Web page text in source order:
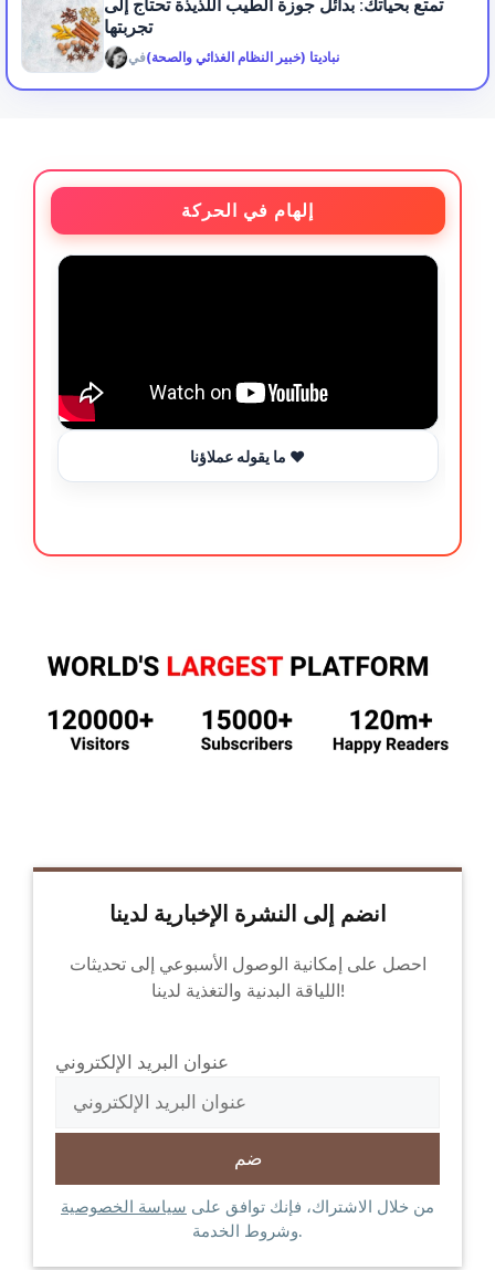
تمتع بحياتك: بدائل جوزة الطيب اللذيذة تحتاج إلى
تجربتها
فينباديتا (خبير النظام الغذائي والصحة)
إلهام في الحركة
ما يقوله عملاؤنا ❤️
انضم إلى النشرة الإخبارية لدينا
احصل على إمكانية الوصول الأسبوعي إلى تحديثات
اللياقة البدنية والتغذية لدينا!
عنوان البريد الإلكتروني
من خلال الاشتراك، فإنك توافق على سياسة الخصوصية
وشروط الخدمة.